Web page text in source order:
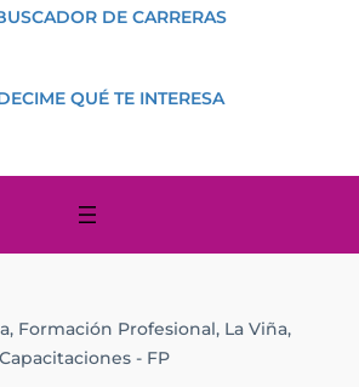
DE CARRERAS
QUÉ TE INTERESA
Formación Profesional, La Viña,
- FP